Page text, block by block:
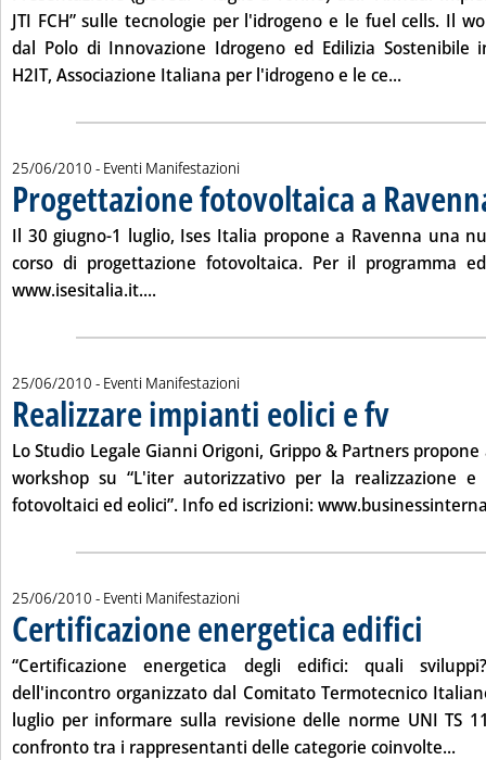
JTI FCH” sulle tecnologie per l'idrogeno e le fuel cells. Il
dal Polo di Innovazione Idrogeno ed Edilizia Sostenibile
H2IT, Associazione Italiana per l'idrogeno e le ce...Leggi
25/06/2010 - Eventi Manifestazioni
Progettazione fotovoltaica a
Il 30 giugno-1 luglio, Ises Italia propone a Ravenna una
corso di progettazione fotovoltaica. Per il programma
www.isesitalia.it....Leggi tutta la notizia: 'Progettazione
25/06/2010 - Eventi Manifestazioni
Realizzare impianti eolici e fv. Pubblicata
Lo Studio Legale Gianni Origoni, Grippo & Partners
workshop su “L'iter autorizzativo per la realizzazione
fotovoltaici ed eolici”. Info ed iscrizioni:
25/06/2010 - Eventi Manifestazioni
Certificazione energetica edifici
“Certificazione energetica degli edifici: quali
dell'incontro organizzato dal Comitato Termotecnico
luglio per informare sulla revisione delle norme UNI TS
confronto tra i rappresentanti delle categorie coinvolte...